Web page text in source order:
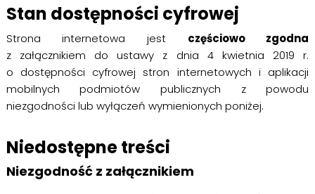
Stan dostępności cyfrowej
Strona internetowa jest częściowo zgodna
z załącznikiem do ustawy z dnia 4 kwietnia 2019 r.
o dostępności cyfrowej stron internetowych i aplikacji
mobilnych podmiotów publicznych z powodu
niezgodności lub wyłączeń wymienionych poniżej.
Niedostępne treści
Niezgodność z załącznikiem